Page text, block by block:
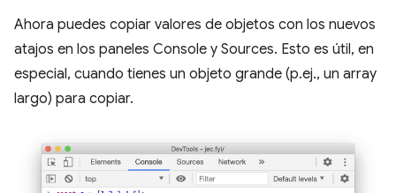
Ahora puedes copiar valores de objetos con los nuevos
atajos en los paneles Console y Sources. Esto es útil, en
especial, cuando tienes un objeto grande (p.ej., un array
largo) para copiar.